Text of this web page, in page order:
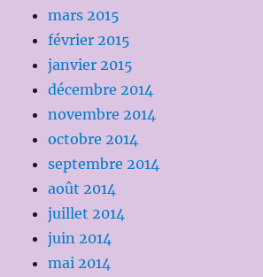
mars 2015
février 2015
janvier 2015
décembre 2014
novembre 2014
octobre 2014
septembre 2014
août 2014
juillet 2014
juin 2014
mai 2014